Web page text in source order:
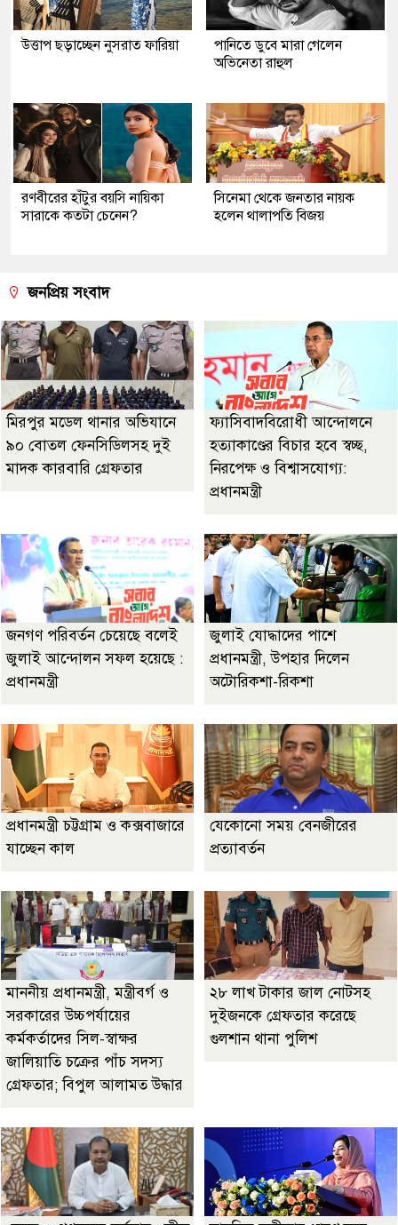
উত্তাপ ছড়াচ্ছেন নুসরাত ফারিয়া
পানিতে ডুবে মারা গেলেন
অভিনেতা রাহুল
রণবীরের হাঁটুর বয়সি নায়িকা
সারাকে কতটা চেনেন?
সিনেমা থেকে জনতার নায়ক
হলেন থালাপতি বিজয়
জনপ্রিয় সংবাদ
মিরপুর মডেল থানার অভিযানে
৯০ বোতল ফেনসিডিলসহ দুই
মাদক কারবারি গ্রেফতার
ফ্যাসিবাদবিরোধী আন্দোলনে
হত্যাকাণ্ডের বিচার হবে স্বচ্ছ,
নিরপেক্ষ ও বিশ্বাসযোগ্য:
প্রধানমন্ত্রী
জনগণ পরিবর্তন চেয়েছে বলেই
জুলাই আন্দোলন সফল হয়েছে :
প্রধানমন্ত্রী
জুলাই যোদ্ধাদের পাশে
প্রধানমন্ত্রী, উপহার দিলেন
অটোরিকশা-রিকশা
প্রধানমন্ত্রী চট্টগ্রাম ও কক্সবাজারে
যাচ্ছেন কাল
যেকোনো সময় বেনজীরের
প্রত্যাবর্তন
মাননীয় প্রধানমন্ত্রী, মন্ত্রীবর্গ ও
সরকারের উচ্চপর্যায়ের
কর্মকর্তাদের সিল-স্বাক্ষর
জালিয়াতি চক্রের পাঁচ সদস্য
গ্রেফতার; বিপুল আলামত উদ্ধার
২৮ লাখ টাকার জাল নোটসহ
দুইজনকে গ্রেফতার করেছে
গুলশান থানা পুলিশ